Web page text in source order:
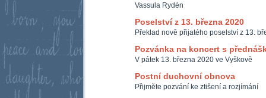
Vassula Rydén
Poselství z 13. března 2020
Překlad nově přijatého poselství z 13.
Pozvánka na koncert s
V pátek 13. března 2020 ve Vyškově
Postní duchovní obnova
Přijměte pozvání ke ztišení a rozjímání